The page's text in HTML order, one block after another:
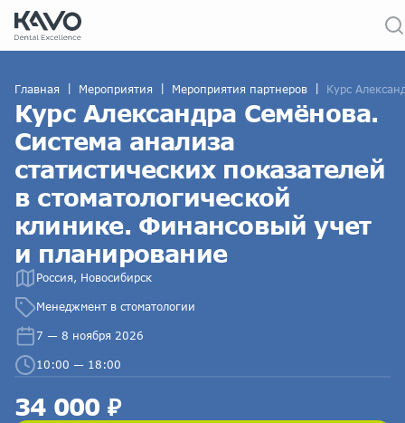
Главная Мероприятия Мероприятия партнеров Курс
Курс Александра Семёнова.
Система анализа
статистических показателей
в стоматологической
клинике. Финансовый учет
и планирование
Россия, Новосибирск
Менеджмент в стоматологии
7 — 8 ноября 2026
10:00 — 18:00
34 000 ₽